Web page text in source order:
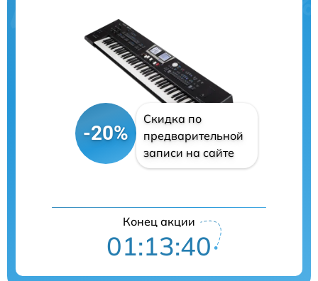
-20%
Скидка по
предварительной
записи на сайте
Конец акции
01:13:39